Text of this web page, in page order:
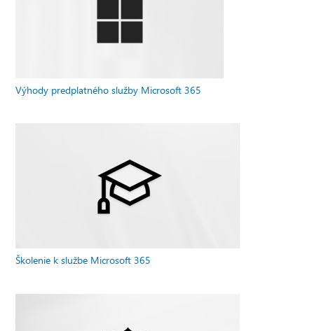
Výhody predplatného služby Microsoft 365
Školenie k službe Microsoft 365